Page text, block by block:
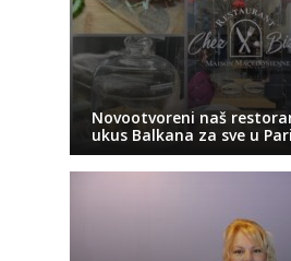
Novootvoreni naš
ukus Balkana za sve u